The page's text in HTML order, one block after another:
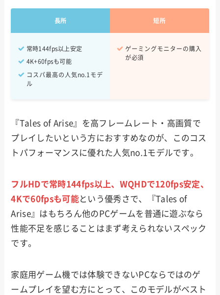
VALORANT 240fps~
Fortnite 400fps~
Escape From Tarkov
長所 短所
常時144fps以上安定
4K+60fpsも可能
コスパ最高の人気no.1モデ
ル
ゲーミングモニターの購入
が必須
『Tales of Arise』を高フレームレート・高画質で
プレイしたいという方におすすめなのが、このコス
トパフォーマンスに優れた人気no.1モデルです。
フルHDで常時144fps以上、WQHDで120fps安定、
4Kで60fpsも可能という優秀さで、『Tales of
Arise』はもちろん他のPCゲームを普通に遊ぶなら
性能不足を感じることはまず考えられないスペック
です。
家庭用ゲーム機では体験できないPCならではのゲ
ームプレイを望む方にとって、このモデルがベスト